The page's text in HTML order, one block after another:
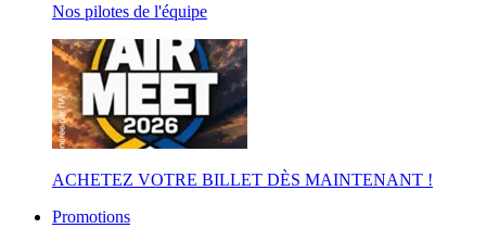
Nos pilotes de l'équipe
ACHETEZ VOTRE BILLET DÈS MAINTENANT !
Promotions